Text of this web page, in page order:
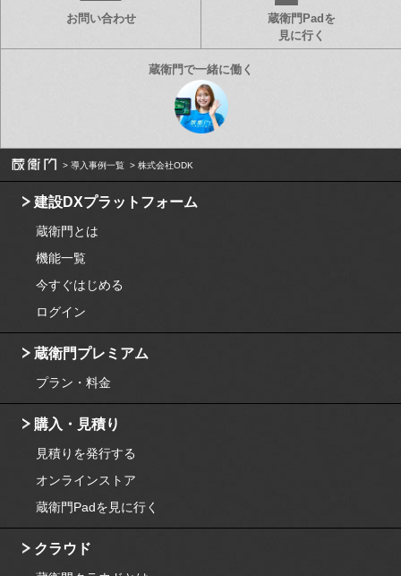
お問い合わせ
蔵衛門Padを
見に行く
導入事例一覧 株式会社ODK
建設DXプラットフォーム
蔵衛門とは
機能一覧
今すぐはじめる
ログイン
蔵衛門プレミアム
プラン・料金
購入・見積り
見積りを発行する
オンラインストア
蔵衛門Padを見に行く
クラウド